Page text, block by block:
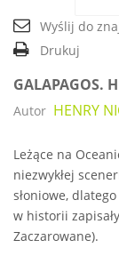
Wyślij do
Drukuj
GALAPAGOS.
Autor HENRY
Leżące na
niezwykłej
słoniowe,
w historii
Zaczarowane).